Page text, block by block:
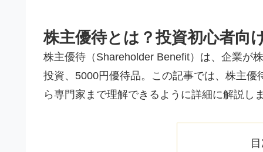
株主優待とは？投資初心者向
株主優待（Shareholder Benefit）は、企業が
投資、5000円優待品。この記事では、株主
ら専門家まで理解できるように詳細に解説し